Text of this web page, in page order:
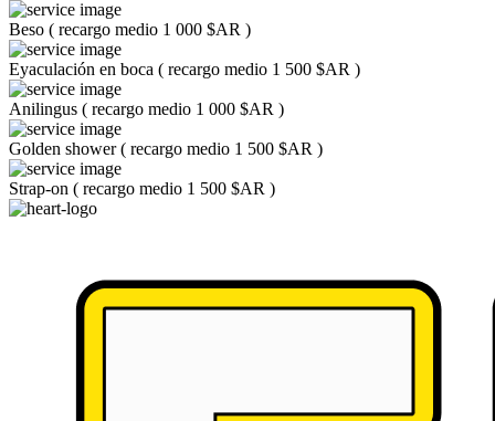
Beso ( recargo medio 1 000 $AR )
Eyaculación en boca ( recargo medio 1 500 $AR )
Anilingus ( recargo medio 1 000 $AR )
Golden shower( recargo medio 1 500 $AR )
Strap-on ( recargo medio 1 500 $AR )